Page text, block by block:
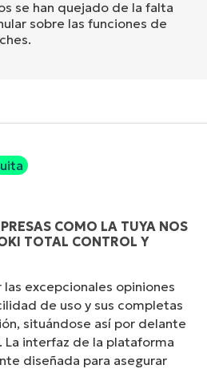
se han quejado de la falta
sobre las funciones de
COMO LA TUYA NOS
TOTAL CONTROL Y
excepcionales opiniones
de uso y sus completas
situándose así por delante
interfaz de la plataforma
diseñada para asegurar